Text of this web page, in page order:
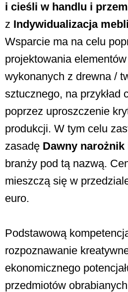
i cieśli w handlu i
z Indywidualizacja
Wsparcie ma na celu
projektowania
wykonanych z drewna /
sztucznego, na przykład
poprzez uproszczenie
produkcji. W tym celu
zasadę Dawny narożnik
branży pod tą nazwą.
mieszczą się w
euro.
Podstawową
rozpoznawanie
ekonomicznego
przedmiotów